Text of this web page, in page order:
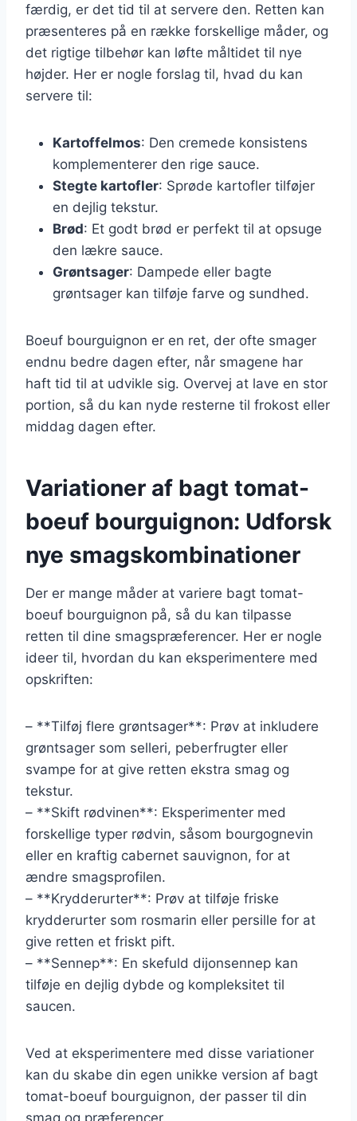
færdig, er det tid til at servere den. Retten kan
præsenteres på en række forskellige måder, og
det rigtige tilbehør kan løfte måltidet til nye
højder. Her er nogle forslag til, hvad du kan
servere til:
Kartoffelmos: Den cremede konsistens
komplementerer den rige sauce.
Stegte kartofler: Sprøde kartofler tilføjer
en dejlig tekstur.
Brød: Et godt brød er perfekt til at opsuge
den lækre sauce.
Grøntsager: Dampede eller bagte
grøntsager kan tilføje farve og sundhed.
Boeuf bourguignon er en ret, der ofte smager
endnu bedre dagen efter, når smagene har
haft tid til at udvikle sig. Overvej at lave en stor
portion, så du kan nyde resterne til frokost eller
middag dagen efter.
Variationer af bagt tomat-
boeuf bourguignon: Udforsk
nye smagskombinationer
Der er mange måder at variere bagt tomat-
boeuf bourguignon på, så du kan tilpasse
retten til dine smagspræferencer. Her er nogle
ideer til, hvordan du kan eksperimentere med
opskriften:
– **Tilføj flere grøntsager**: Prøv at inkludere
grøntsager som selleri, peberfrugter eller
svampe for at give retten ekstra smag og
tekstur.
– **Skift rødvinen**: Eksperimenter med
forskellige typer rødvin, såsom bourgognevin
eller en kraftig cabernet sauvignon, for at
ændre smagsprofilen.
– **Krydderurter**: Prøv at tilføje friske
krydderurter som rosmarin eller persille for at
give retten et friskt pift.
– **Sennep**: En skefuld dijonsennep kan
tilføje en dejlig dybde og kompleksitet til
saucen.
Ved at eksperimentere med disse variationer
kan du skabe din egen unikke version af bagt
tomat-boeuf bourguignon, der passer til din
smag og præferencer.